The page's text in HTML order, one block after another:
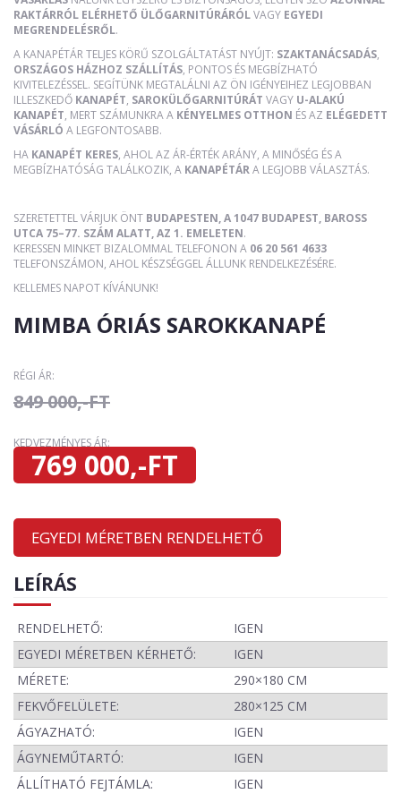
RAKTÁRRÓL ELÉRHETŐ ÜLŐGARNITÚRÁRÓLVAGY EGYEDI
MEGRENDELÉSRŐL.
A KANAPÉTÁR TELJES KÖRŰ SZOLGÁLTATÁST NYÚJT: SZAKTANÁCSADÁS,
ORSZÁGOS HÁZHOZ SZÁLLÍTÁS, PONTOS ÉS MEGBÍZHATÓ
KIVITELEZÉSSEL. SEGÍTÜNK MEGTALÁLNI AZ ÖN IGÉNYEIHEZ LEGJOBBAN
ILLESZKEDŐ KANAPÉT, SAROKÜLŐGARNITÚRÁT VAGY U-ALAKÚ
KANAPÉT, MERT SZÁMUNKRA A KÉNYELMES OTTHON ÉS AZ ELÉGEDETT
VÁSÁRLÓ A LEGFONTOSABB.
HA KANAPÉT KERES, AHOL AZ ÁR-ÉRTÉK ARÁNY, A MINŐSÉG ÉS A
MEGBÍZHATÓSÁG TALÁLKOZIK, A KANAPÉTÁRA LEGJOBB VÁLASZTÁS.
SZERETETTEL VÁRJUK ÖNT BUDAPESTEN, A 1047 BUDAPEST, BAROSS
UTCA 75–77. SZÁM ALATT, AZ 1. EMELETEN.
KERESSEN MINKET BIZALOMMAL TELEFONON A 06 20 561 4633
TELEFONSZÁMON, AHOL KÉSZSÉGGEL ÁLLUNK RENDELKEZÉSÉRE.
KELLEMES NAPOT KÍVÁNUNK!
MIMBA ÓRIÁS SAROKKANAPÉ
RÉGI ÁR:
849 000,-FT
KEDVEZMÉNYES ÁR:
769 000,-FT
EGYEDI MÉRETBEN RENDELHETŐ
LEÍRÁS
RENDELHETŐ:
IGEN
EGYEDI MÉRETBEN KÉRHETŐ:
IGEN
MÉRETE:
290×180 CM
FEKVŐFELÜLETE:
280×125 CM
ÁGYAZHATÓ:
IGEN
ÁGYNEMŰTARTÓ:
IGEN
ÁLLÍTHATÓ FEJTÁMLA:
IGEN